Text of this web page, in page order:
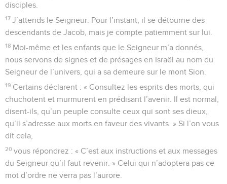
disciples.
17 J’attends le Seigneur. Pour l’instant, il se détourne des
descendants de Jacob, mais je compte patiemment sur lui.
18 Moi-même et les enfants que le Seigneur m’a donnés,
nous servons de signes et de présages en Israël au nom du
Seigneur de l’univers, qui a sa demeure sur le mont Sion.
19 Certains déclarent : « Consultez les esprits des morts, qui
chuchotent et murmurent en prédisant l’avenir. Il est normal,
disent-ils, qu’un peuple consulte ceux qui sont ses dieux,
qu’il s’adresse aux morts en faveur des vivants. » Si l’on vous
dit cela,
20 vous répondrez : « C’est aux instructions et aux messages
du Seigneur qu’il faut revenir. » Celui qui n’adoptera pas ce
mot d’ordre ne verra pas l’aurore.